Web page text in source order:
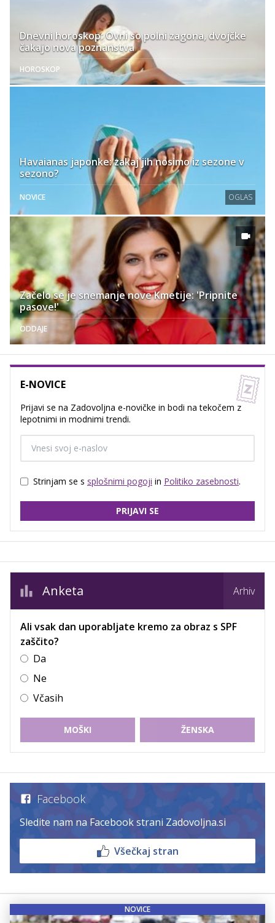
Dnevni horoskop: Ovni so polni zagona, dvojčke
čakajo nova poznanstva
HOROSKOP
Havaianas japonke: zakaj jih nosimo iz sezone v
sezono?
NOVICE OGLAS
Začelo se je snemanje nove Kmetije: 'Pripnite
pasove!'
ODDAJE
E-NOVICE
Prijavi se na Zadovoljna e-novičke in bodi na tekočem z
lepotnimi in modnimi trendi.
Strinjam se s splošnimi pogoji in Politiko zasebnosti.
PRIJAVI SE
Anketa Arhiv
Ali vsak dan uporabljate kremo za obraz s SPF
zaščito?
Da
Ne
Včasih
MOŠKI ŽENSKA
Facebook
Sledite nam na Facebook strani Zadovoljna.si
Všečkaj stran
NOVICE